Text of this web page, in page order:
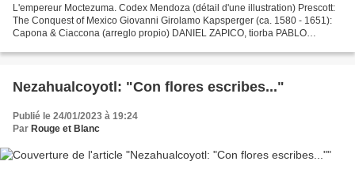
L'empereur Moctezuma. Codex Mendoza (détail d'une illustration) Prescott:
The Conquest of Mexico Giovanni Girolamo Kapsperger (ca. 1580 - 1651):
Capona & Ciaccona (arreglo propio) DANIEL ZAPICO, tiorba PABLO
Nezahualcoyotl: "Con flores escribes..."
Publié le 24/01/2023 à 19:24
Par Rouge et Blanc